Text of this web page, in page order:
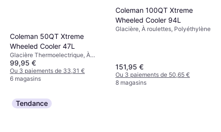
Coleman 50QT Xtreme
Wheeled Cooler 47L
Glacière Thermoelectrique, À
roulettes, Polyéthylène
99,95 €
Ou 3 paiements de 33,31 €
6 magasins
Coleman 100QT Xtreme
Wheeled Cooler 94L
Glacière, À roulettes, Polyéthylène
151,95 €
Ou 3 paiements de 50,65 €
8 magasins
Tendance